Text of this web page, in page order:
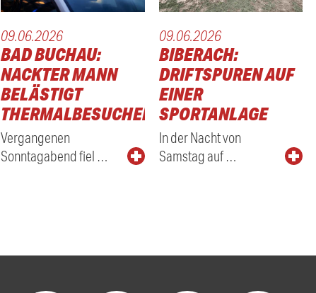
09.06.2026
BAD BUCHAU:
NACKTER MANN
BELÄSTIGT
THERMALBESUCHER
Vergangenen
Sonntagabend fiel …
09.06.2026
BIBERACH:
DRIFTSPUREN AUF
EINER
SPORTANLAGE
In der Nacht von
Samstag auf …